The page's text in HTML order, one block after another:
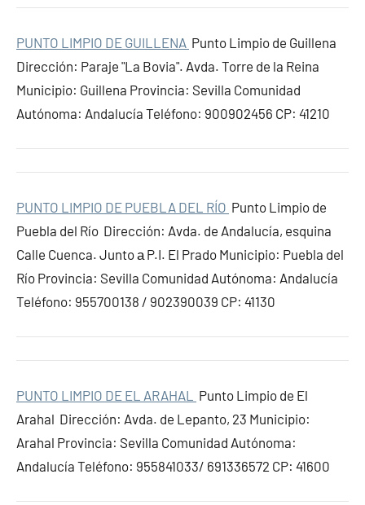
PUNTO LIMPIO DE GUILLENA Punto Limpio de Guillena
Dirección: Paraje "La Bovia". Avda. Torre de la Reina
Municipio: Guillena Provincia: Sevilla Comunidad
Autónoma: Andalucía Teléfono: 900902456 CP: 41210
PUNTO LIMPIO DE PUEBLA DEL RÍO Punto Limpio de
Puebla del Río Dirección: Avda. de Andalucía, esquina
Calle Cuenca. Junto а P.I. El Prado Municipio: Puebla del
Río Provincia: Sevilla Comunidad Autónoma: Andalucía
Teléfono: 955700138 / 902390039 CP: 41130
PUNTO LIMPIO DE EL ARAHAL
Punto Limpio de El
Arahal Dirección: Avda. de Lepanto, 23 Municipio:
Arahal Provincia: Sevilla Comunidad Autónoma:
Andalucía Teléfono: 955841033/ 691336572 CP: 41600